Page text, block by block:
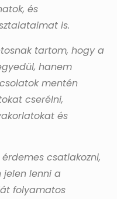
és
is.
tartom, hogy a
hanem
mentén
cserélni,
és
csatlakozni,
jelen lenni a
folyamatos